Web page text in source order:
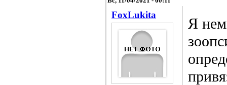
FoxLukita
Я